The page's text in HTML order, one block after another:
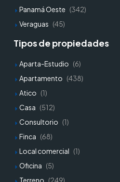
Panamá Oeste (342)
Veraguas (45)
Tipos de propiedades
Aparta-Estudio (6)
Apartamento (438)
Atico (1)
Casa (512)
Consultorio (1)
Finca (68)
Local comercial (1)
Oficina (5)